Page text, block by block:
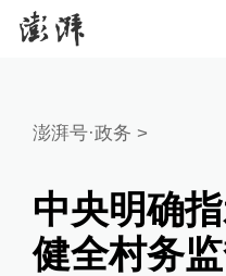
澎湃号·政务 >
中央明确
健全村务